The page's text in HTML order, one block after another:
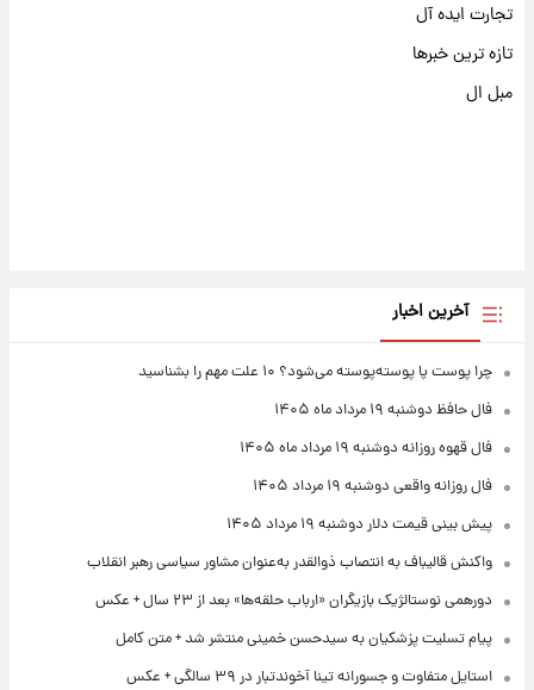
تجارت ایده آل
تازه ترین خبرها
مبل ال
آخرین اخبار
چرا پوست پا پوسته‌پوسته می‌شود؟ ۱۰ علت مهم را بشناسید
فال حافظ دوشنبه ۱۹ مرداد ماه ۱۴۰۵
فال قهوه روزانه دوشنبه ۱۹ مرداد ماه ۱۴۰۵
فال روزانه واقعی دوشنبه ۱۹ مرداد ۱۴۰۵
پیش‌ بینی قیمت دلار دوشنبه ۱۹ مرداد ۱۴۰۵
واکنش قالیباف به انتصاب ذوالقدر به‌عنوان مشاور سیاسی رهبر انقلاب
دورهمی نوستالژیک بازیگران «ارباب حلقه‌ها» بعد از ۲۳ سال + عکس
پیام تسلیت پزشکیان به سیدحسن خمینی منتشر شد + متن کامل
استایل متفاوت و جسورانه تینا آخوندتبار در ۳۹ سالگی + عکس